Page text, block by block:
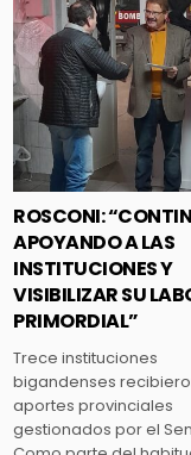
Posted
in
ROSCONI:
APOYANDO A LAS
INSTITUCIONES Y
VISIBILIZAR SU
PRIMORDIAL”
Trece instituciones
bigandenses
aportes provinciales
gestionados por el